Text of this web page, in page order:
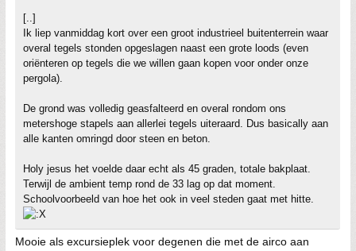
[..]
Ik liep vanmiddag kort over een groot industrieel buitenterrein waar
overal tegels stonden opgeslagen naast een grote loods (even
oriënteren op tegels die we willen gaan kopen voor onder onze
pergola).
De grond was volledig geasfalteerd en overal rondom ons
metershoge stapels aan allerlei tegels uiteraard. Dus basically aan
alle kanten omringd door steen en beton.
Holy jesus het voelde daar echt als 45 graden, totale bakplaat.
Terwijl de ambient temp rond de 33 lag op dat moment.
Schoolvoorbeeld van hoe het ook in veel steden gaat met hitte.
Mooie als excursieplek voor degenen die met de airco aan